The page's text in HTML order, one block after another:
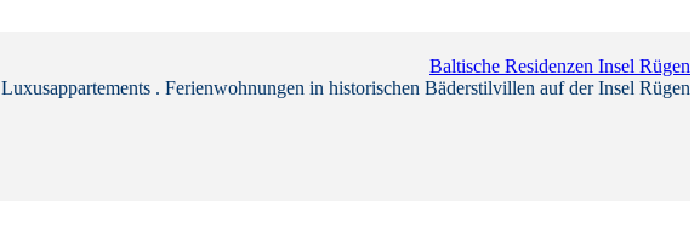
Baltische Residenzen Insel Rügen
Luxusappartements . Ferienwohnungen in historischen Bäderstilvillen auf der Insel Rügen